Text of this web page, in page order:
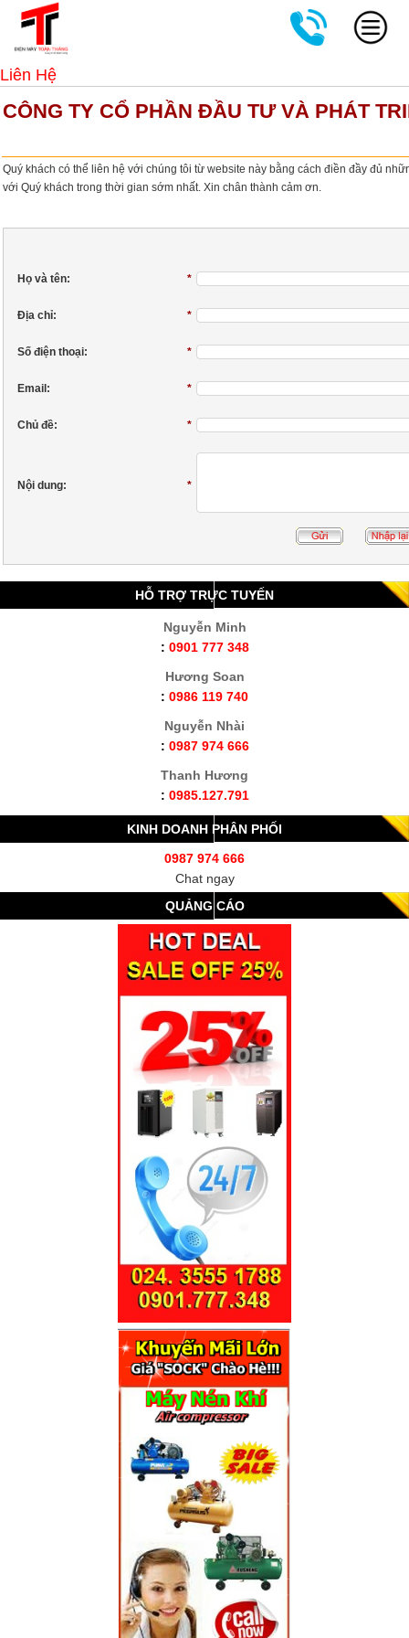
Liên Hệ
CÔNG TY CỔ PHẦN ĐẦU TƯ VÀ PHÁT
Quý khách có thể liên hệ với chúng tôi từ website này bằng cách điền đầy đủ
với Quý khách trong thời gian sớm nhất. Xin chân thành cảm ơn.
Họ và tên: *
Địa chỉ: *
Số điện thoại: *
Email: *
Chủ đề: *
Nội dung: *
HỖ TRỢ TRỰC TUYẾN
Nguyễn Minh
: 0901 777 348
Hương Soan
: 0986 119 740
Nguyễn Nhài
: 0987 974 666
Thanh Hương
: 0985.127.791
KINH DOANH PHÂN PHỐI
0987 974 666
Chat ngay
QUẢNG CÁO